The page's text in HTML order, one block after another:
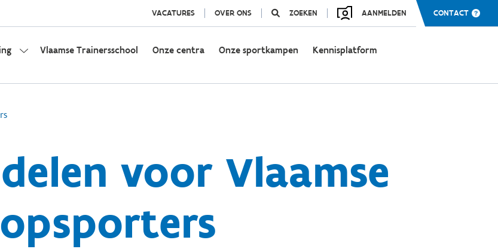
VACATURES OVER ONS ZOEKEN AANMELDEN CONTACT
Vlaamse Trainersschool Onze centra Onze sportkampen Kennisplatform
voor Vlaamse